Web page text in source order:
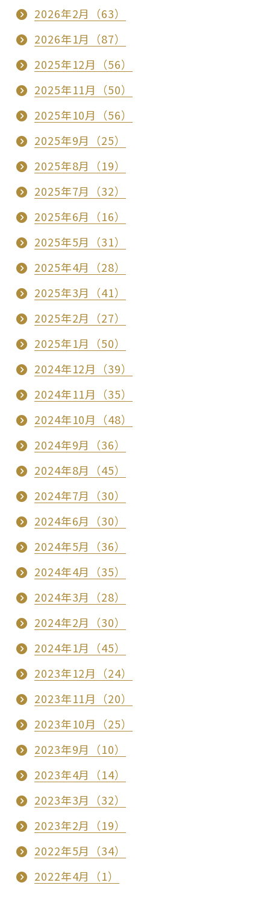
2026年2月（63）
2026年1月（87）
2025年12月（56）
2025年11月（50）
2025年10月（56）
2025年9月（25）
2025年8月（19）
2025年7月（32）
2025年6月（16）
2025年5月（31）
2025年4月（28）
2025年3月（41）
2025年2月（27）
2025年1月（50）
2024年12月（39）
2024年11月（35）
2024年10月（48）
2024年9月（36）
2024年8月（45）
2024年7月（30）
2024年6月（30）
2024年5月（36）
2024年4月（35）
2024年3月（28）
2024年2月（30）
2024年1月（45）
2023年12月（24）
2023年11月（20）
2023年10月（25）
2023年9月（10）
2023年4月（14）
2023年3月（32）
2023年2月（19）
2022年5月（34）
2022年4月（1）